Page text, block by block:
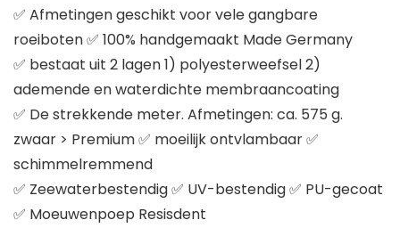
✅ Afmetingen geschikt voor vele gangbare
roeiboten ✅ 100% handgemaakt Made Germany
✅ bestaat uit 2 lagen 1) polyesterweefsel 2)
ademende en waterdichte membraancoating
✅ De strekkende meter. Afmetingen: ca. 575 g.
zwaar > Premium ✅ moeilijk ontvlambaar ✅
schimmelremmend
✅ Zeewaterbestendig ✅ UV-bestendig ✅ PU-gecoat
✅ Moeuwenpoep Resisdent